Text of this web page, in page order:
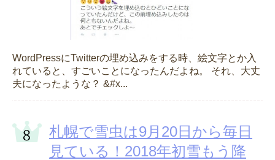
WordPressにTwitterの埋め込みをする時、絵文字とか入
れていると、すごいことになったんだよね。 それ、大丈
夫になったような？ &#x...
札幌で雪虫は9月20日から毎日
見ている！2018年初雪もう降